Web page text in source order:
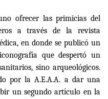
ofrecer las primicias del
a través de la revista
en donde se publicó un
que despertó un
sino arqueológicos.
por la A.E.A.A. a dar una
un segundo artículo en la